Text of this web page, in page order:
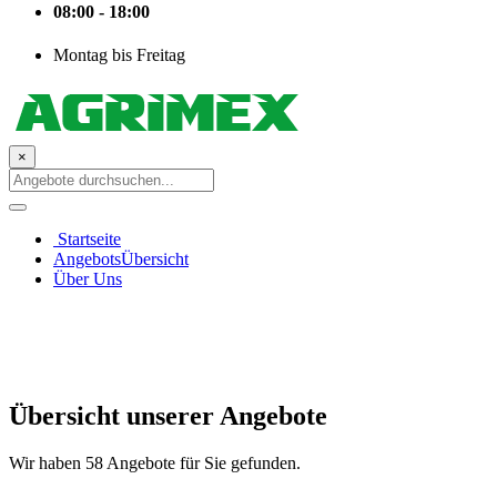
08:00 - 18:00
Montag bis Freitag
×
Startseite
AngebotsÜbersicht
Über Uns
Übersicht unserer Angebote
Wir haben 58 Angebote für Sie gefunden.